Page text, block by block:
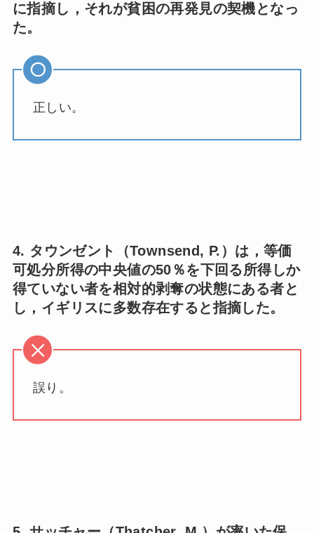
に指摘し，それが貧困の再発見の契機となっ
た。
正しい。
4. タウンゼント（Townsend, P.）は，等価
可処分所得の中央値の50％を下回る所得しか
得ていない者を相対的剥奪の状態にある者と
し，イギリスに多数存在すると指摘した。
誤り。